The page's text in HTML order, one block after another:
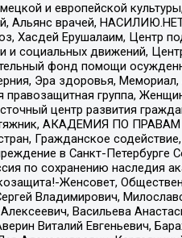
и европейской
Альянс врачей,
Хасдей Ерушалаим, Центр
и социальных движений,
фонд помощи
Эра здоровья,
группа,
центр развития
АКАДЕМИЯ ПО
Гражданское
в Санкт-
по сохранению наследия
Женсовет,
Владимирович,
Васильева
Виталий Евгеньевич,